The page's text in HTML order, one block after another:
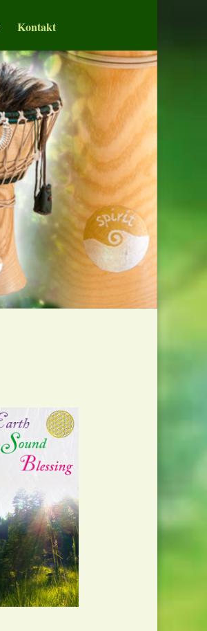
Kontakt